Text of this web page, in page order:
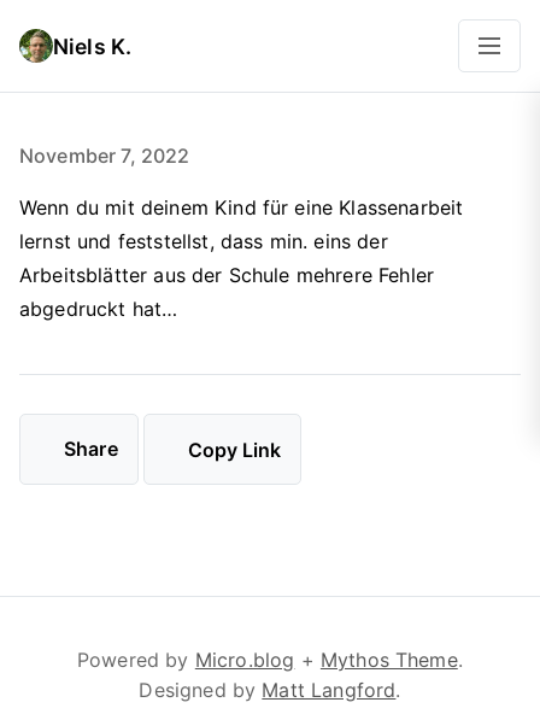
Niels K.
November 7, 2022
Wenn du mit deinem Kind für eine Klassenarbeit
lernst und feststellst, dass min. eins der
Arbeitsblätter aus der Schule mehrere Fehler
abgedruckt hat…
Share Copy Link
Powered by Micro.blog + Mythos Theme.
Designed by Matt Langford.